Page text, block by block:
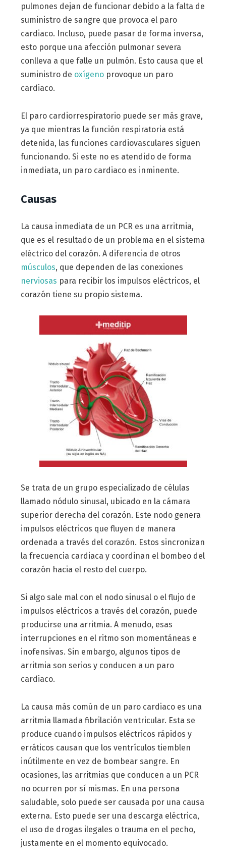
pulmones dejan de funcionar debido a la falta de
suministro de sangre que provoca el paro
cardiaco. Incluso, puede pasar de forma inversa,
esto porque una afección pulmonar severa
conlleva a que falle un pulmón. Esto causa que el
suministro de oxígenoprovoque un paro
cardiaco.
El paro cardiorrespiratorio puede ser más grave,
ya que mientras la función respiratoria está
detenida, las funciones cardiovasculares siguen
funcionando. Si este no es atendido de forma
inmediata, un paro cardiaco es inminente.
Causas
La causa inmediata de un PCR es una arritmia,
que es el resultado de un problema en el sistema
eléctrico del corazón. A diferencia de otros
músculos, que dependen de las conexiones
nerviosas para recibir los impulsos eléctricos, el
corazón tiene su propio sistema.
Se trata de un grupo especializado de células
llamado nódulo sinusal, ubicado en la cámara
superior derecha del corazón. Este nodo genera
impulsos eléctricos que fluyen de manera
ordenada a través del corazón. Estos sincronizan
la frecuencia cardiaca y coordinan el bombeo del
corazón hacia el resto del cuerpo.
Si algo sale mal con el nodo sinusal o el flujo de
impulsos eléctricos a través del corazón, puede
producirse una arritmia. A menudo, esas
interrupciones en el ritmo son momentáneas e
inofensivas. Sin embargo, algunos tipos de
arritmia son serios y conducen a un paro
cardiaco.
La causa más común de un paro cardiaco es una
arritmia llamada fibrilación ventricular. Esta se
produce cuando impulsos eléctricos rápidos y
erráticos causan que los ventrículos tiemblen
inútilmente en vez de bombear sangre. En
ocasiones, las arritmias que conducen a un PCR
no ocurren por sí mismas. En una persona
saludable, solo puede ser causada por una causa
externa. Esto puede ser una descarga eléctrica,
el uso de drogas ilegales o trauma en el pecho,
justamente en el momento equivocado.